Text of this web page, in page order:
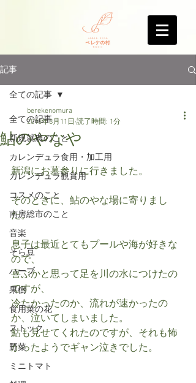
記事
全ての記事
新規就農のこと
カレンデュラ食用・加工用
カレンデュラ観賞用
コスメのこと
南房総市のこと
音楽
そら豆
ハーブ
果樹
食用菜の花
ストック
野菜
ミニトマト
全ての記事
鮎のやなや
berekenomura
2018年8月11日 読了時間: 1分
新潟にお墓参りに行きました。
そのときに、鮎のやな場に寄りまし
た。
息子は最近とてもプールや海が好きな
ので、
喜ぶかと思って足を川の水につけたの
ですが、
冷たかったのか、流れが速かったの
か、泣いてしまいました。
鮎も見せてくれたのですが、それも怖
かったようでギャン泣きでした。